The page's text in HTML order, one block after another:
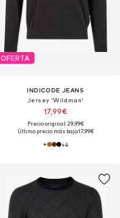
OFERTA
INDICODE JEANS
Jersey 'Wildman'
17,99€
Precio original: 29,99€
Último precio más bajo:17,99€
+4